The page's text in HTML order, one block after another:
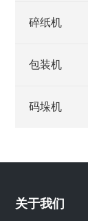
碎纸机
包装机
码垛机
关于我们